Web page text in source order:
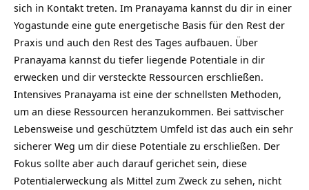
sich in Kontakt treten. Im Pranayama kannst du dir in einer
Yogastunde eine gute energetische Basis für den Rest der
Praxis und auch den Rest des Tages aufbauen. Über
Pranayama kannst du tiefer liegende Potentiale in dir
erwecken und dir versteckte Ressourcen erschließen.
Intensives Pranayama ist eine der schnellsten Methoden,
um an diese Ressourcen heranzukommen. Bei sattvischer
Lebensweise und geschütztem Umfeld ist das auch ein sehr
sicherer Weg um dir diese Potentiale zu erschließen. Der
Fokus sollte aber auch darauf gerichet sein, diese
Potentialerweckung als Mittel zum Zweck zu sehen, nicht